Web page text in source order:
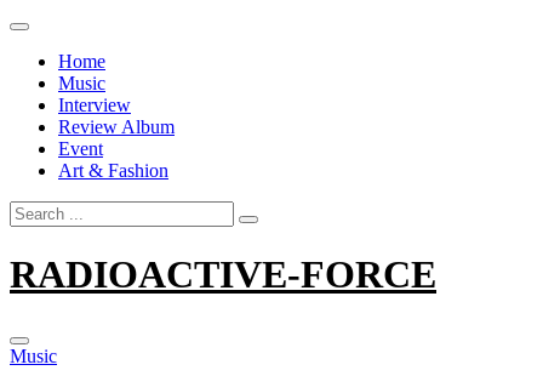
Skip
contentHome
Music
Interview
Review Album
Event
Art & Fashion
Search
for:
RADIOACTIVE-FORCE
Music